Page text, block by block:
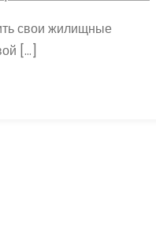
свои жилищные
[…]